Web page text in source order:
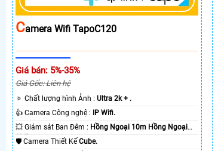
CAmera Wifi TapoC120
Giá bán: 5%-35%
Giá Gốc: Liên hệ
🔅 Chất lượng hình Ảnh : Ultra 2k + .
👍 Camera Công nghệ : IP Wifi.
💥 Giám sát Ban Đêm : Hồng Ngoại 10m Hồng Ngoại
SMD.🛡 Camera Thiết KếCube.